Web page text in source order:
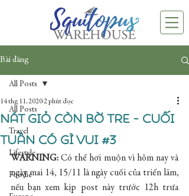
Bài đăng
All Posts
Travel
Lifestyle
Foodie
All Posts
Nát giỏ còn bờ tre - Cuối
tuần có gì vui #3
14 thg 11, 20202 phút đọc
WARNING: Có thể hơi muộn vì hôm nay và
ngày mai 14, 15/11 là ngày cuối của triển lãm,
nếu bạn xem kịp post này trước 12h trưa